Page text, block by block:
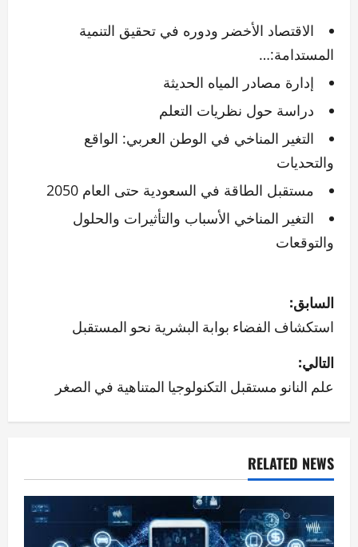
الاقتصاد الأخضر ودوره في تحقيق التنمية
المستدامة:…
إدارة مصادر المياه الحديثة
دراسة حول نظريات التعلم
التغير المناخي في الوطن العربي: الواقع
والتحديات
مستقبل الطاقة في السعودية حتى العام 2050
التغير المناخي الأسباب والتأثيرات والحلول
والتوقعات
ت
ص
فّ
ح
ا
ل
م
ق
السابق:
استكشاف الفضاء بوابة البشرية نحو المستقبل
التالي:
علم النانو مستقبل التكنولوجيا المتناهية في الصغر
RELATED NEWS